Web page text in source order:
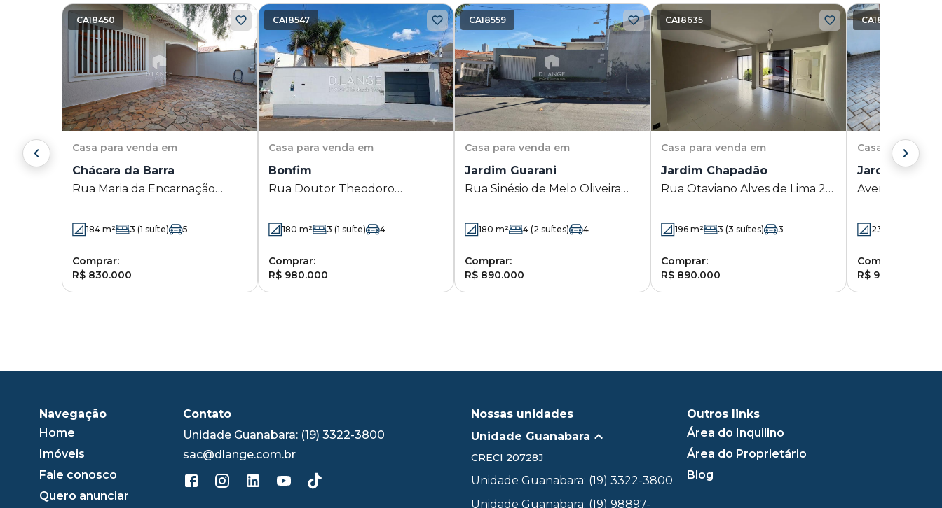
CA18450
Casa para venda em
Chácara da Barra
Rua Maria da Encarnação
- Campinas - SP
184 m² 3 (1 suíte) 5
Comprar:
R$ 830.000
CA18547
Casa para venda em
Bonfim
Rua Doutor Theodoro
Campinas - SP
180 m² 3 (1 suíte) 4
Comprar:
R$ 980.000
CA18559
Casa para venda em
Jardim Guarani
Rua Sinésio de Melo Oliveira
Campinas - SP
180 m² 4 (2 suítes) 4
Comprar:
R$ 890.000
CA18635
Casa para venda em
Jardim Chapadão
Rua Otaviano Alves de Lima 211
SP
196 m² 3 (3 suítes) 3
Comprar:
R$ 890.000
CA18558
Casa para
Jardim
Avenida
Guarani -
230
Comprar:
R$ 900.000
Navegação
Home
Imóveis
Fale conosco
Quero anunciar
Contato
Unidade Guanabara: (19) 3322-3800
sac@dlange.com.br
Nossas unidades
Unidade Guanabara
CRECI 20728J
Unidade Guanabara: (19) 3322-3800
Unidade Guanabara: (19) 98897-
Outros links
Área do Inquilino
Área do Proprietário
Blog